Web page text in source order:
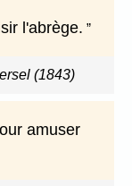
l'abrège.
(1843)
amuser